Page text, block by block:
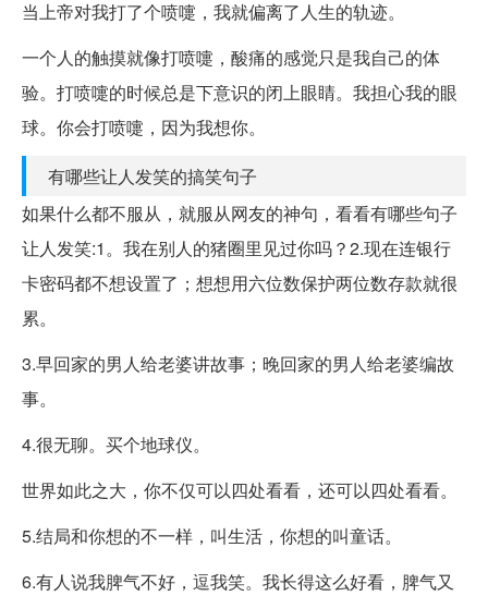
当上帝对我打了个喷嚏，我就偏离了人生的轨迹。
一个人的触摸就像打喷嚏，酸痛的感觉只是我自己的体
验。打喷嚏的时候总是下意识的闭上眼睛。我担心我的眼
球。你会打喷嚏，因为我想你。
有哪些让人发笑的搞笑句子
如果什么都不服从，就服从网友的神句，看看有哪些句子
让人发笑:1。我在别人的猪圈里见过你吗？2.现在连银行
卡密码都不想设置了；想想用六位数保护两位数存款就很
累。
3.早回家的男人给老婆讲故事；晚回家的男人给老婆编故
事。
4.很无聊。买个地球仪。
世界如此之大，你不仅可以四处看看，还可以四处看看。
5.结局和你想的不一样，叫生活，你想的叫童话。
6.有人说我脾气不好，逗我笑。我长得这么好看，脾气又